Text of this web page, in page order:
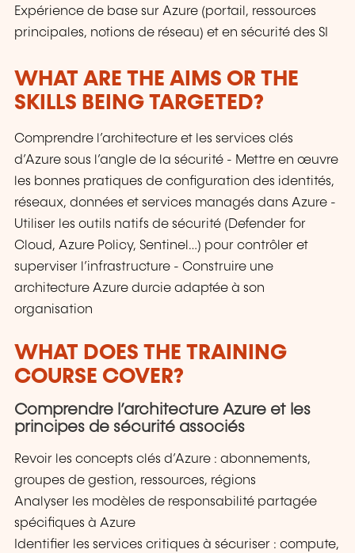
Expérience de base sur Azure (portail, ressources
principales, notions de réseau) et en sécurité des SI
WHAT ARE THE AIMS OR THE
SKILLS BEING TARGETED?
Comprendre l’architecture et les services clés
d’Azure sous l’angle de la sécurité - Mettre en œuvre
les bonnes pratiques de configuration des identités,
réseaux, données et services managés dans Azure -
Utiliser les outils natifs de sécurité (Defender for
Cloud, Azure Policy, Sentinel…) pour contrôler et
superviser l’infrastructure - Construire une
architecture Azure durcie adaptée à son
organisation
WHAT DOES THE TRAINING
COURSE COVER?
Comprendre l’architecture Azure et les
principes de sécurité associés
Revoir les concepts clés d’Azure : abonnements,
groupes de gestion, ressources, régions
Analyser les modèles de responsabilité partagée
spécifiques à Azure
Identifier les services critiques à sécuriser : compute,